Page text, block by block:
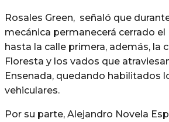
Rosales Green, señaló que
mecánica permanecerá cerrado
hasta la calle primera, además, la
Floresta y los vados que
Ensenada, quedando habilitados
vehiculares.
Por su parte, Alejandro Novela